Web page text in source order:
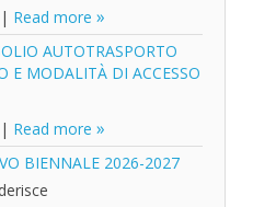
| Read more
AUTOTRASPORTO
E MODALITÀ DI ACCESSO
| Read more
BIENNALE 2026-2027